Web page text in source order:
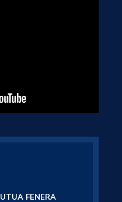
FENERA